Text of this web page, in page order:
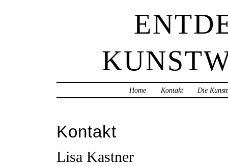
Home Kontakt Die
Kontakt
Lisa Kastner